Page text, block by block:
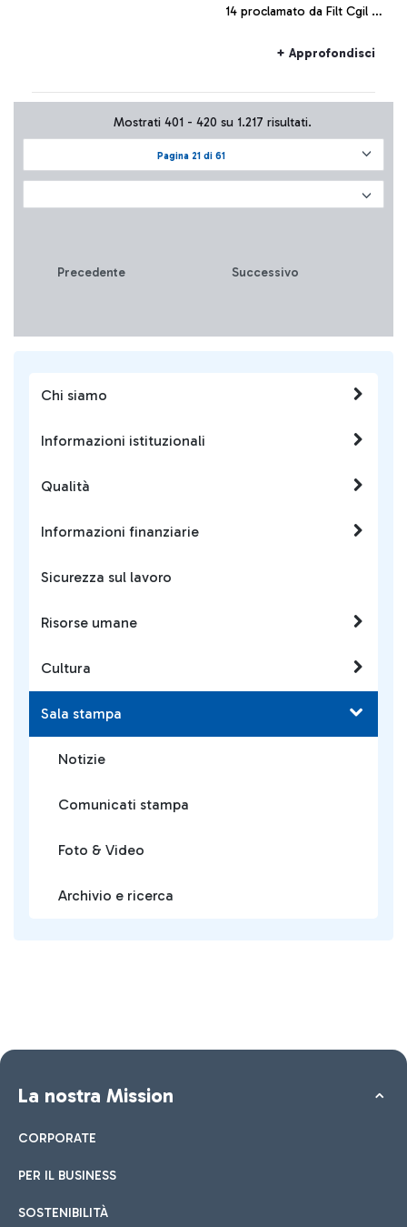
Chi siamo
Informazioni istituzionali
Qualità
Informazioni finanziarie
Sicurezza sul lavoro
Risorse umane
Cultura
Sala stampa
Notizie
Comunicati stampa
Foto & Video
Archivio e ricerca
14 proclamato da Filt Cgil e
maggiori vettori low cost
cancellazioni e ritardi.
+ Approfondisci
Pagina 21 di 61
Mostrati 401 - 420 su 1.217 risultati.
Precedente Successivo
La nostra Mission
CORPORATE
PER IL BUSINESS
SOSTENIBILITÀ